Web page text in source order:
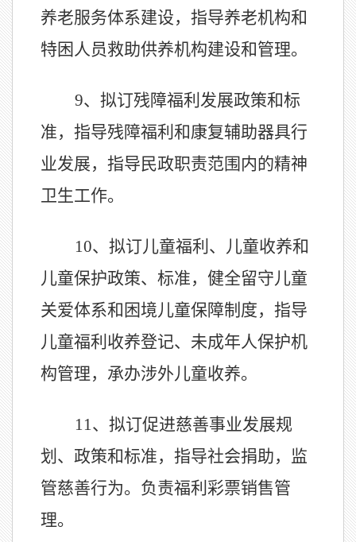
养老服务体系建设，指导养老机构和
特困人员救助供养机构建设和管理。
9、 拟订残障福利发展政策和标
准，指导残障福利和康复辅助器具行
业发展，指导民政职责范围内的精神
卫生工作。
10、 拟订儿童福利、儿童收养和
儿童保护政策、标准，健全留守儿童
关爱体系和困境儿童保障制度，指导
儿童福利收养登记、未成年人保护机
构管理，承办涉外儿童收养。
11、 拟订促进慈善事业发展规
划、政策和标准，指导社会捐助，监
管慈善行为。负责福利彩票销售管
理。